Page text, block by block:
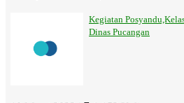
Kegiatan
Dinas Pucangan